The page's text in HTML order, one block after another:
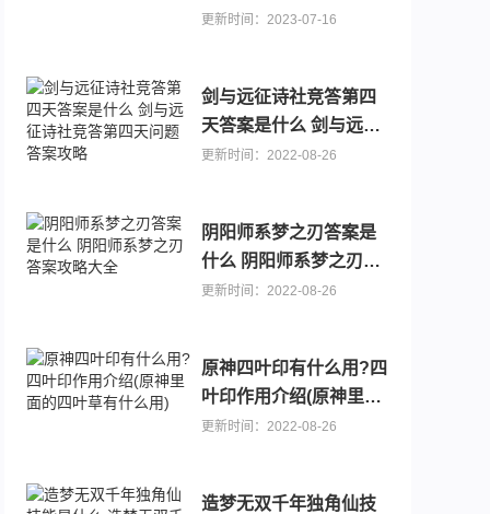
更新时间：2023-07-16
剑与远征诗社竞答第四
天答案是什么 剑与远征
诗社竞答第四天问题答
更新时间：2022-08-26
阴阳师系梦之刃答案是
什么 阴阳师系梦之刃答
案攻略大全
更新时间：2022-08-26
原神四叶印有什么用?四
叶印作用介绍(原神里面
的四叶草有什么用)
更新时间：2022-08-26
造梦无双千年独角仙技